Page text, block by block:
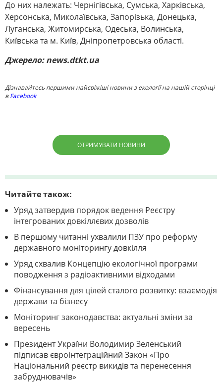
До них належать: Чернігівська, Сумська, Харківська,
Херсонська, Миколаївська, Запорізька, Донецька,
Луганська, Житомирська, Одеська, Волинська,
Київська та м. Київ, Дніпропетровська області.
Джерело: news.dtkt.ua
Дізнавайтесь першими найсвіжіші новини з екології на нашій сторінці
вFacebook
ОТРИМУВАТИ НОВИНИ
Читайте також:
Уряд затвердив порядок ведення Реєстру
інтегрованих довкіллєвих дозволів
В першому читанні ухвалили ПЗУ про реформу
державного моніторингу довкілля
Уряд схвалив Концепцію екологічної програми
поводження з радіоактивними відходами
Фінансування для цілей сталого розвитку: взаємодія
держави та бізнесу
Моніторинг законодавства: актуальні зміни за
вересень
Президент України Володимир Зеленський
підписав євроінтеграційний Закон «Про
Національний реєстр викидів та перенесення
забруднювачів»